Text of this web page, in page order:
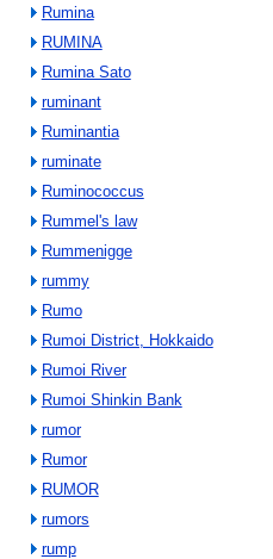
Rumina
RUMINA
Rumina Sato
ruminant
Ruminantia
ruminate
Ruminococcus
Rummel's law
Rummenigge
rummy
Rumo
Rumoi District, Hokkaido
Rumoi River
Rumoi Shinkin Bank
rumor
Rumor
RUMOR
rumors
rump